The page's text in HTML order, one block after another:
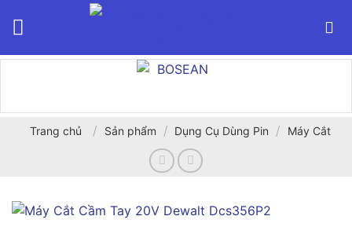
Trang chủ / Sản phẩm / Dụng Cụ Dùng Pin / Máy Cắt